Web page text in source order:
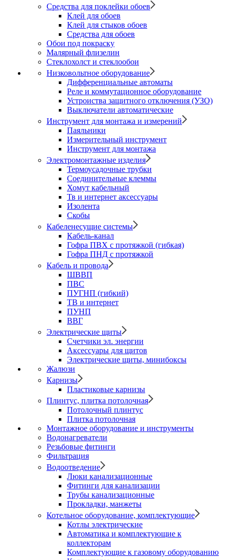
Средства для поклейки обоев
Клей для обоев
Клей для стыков обоев
Средства для обоев
Обои под покраску
Малярный флизелин
Стеклохолст и стеклообои
Низковольтное оборудование
Дифференциальные автоматы
Реле и коммутационное оборудование
Устроиства защитного отключения (УЗО)
Выключатели автоматические
Инструмент для монтажа и измерений
Паяльники
Измерительный инструмент
Инструмент для монтажа
Электромонтажные изделия
Термоусадочные трубки
Соединительные клеммы
Хомут кабельный
Тв и интернет аксессуары
Изолента
Скобы
Кабеленесущие системы
Кабель-канал
Гофра ПВХ с протяжкой (гибкая)
Гофра ПНД с протяжкой
Кабель и провода
ШВВП
ПВС
ПУГНП (гибкий)
ТВ и интернет
ПУНП
ВВГ
Электрические щиты
Счетчики эл. энергии
Аксессуары для щитов
Электрические щиты, минибоксы
Жалюзи
Карнизы
Пластиковые карнизы
Плинтус, плитка потолочная
Потолочный плинтус
Плитка потолочная
Монтажное оборудование и инструменты
Водонагреватели
Резьбовые фитинги
Фильтрация
Водоотведение
Люки канализационные
Фитинги для канализации
Трубы канализационные
Прокладки, манжеты
Котельное оборудование, комплектующие
Котлы электрические
Автоматика и комплектующие к
коллекторам
Комплектующие к газовому оборудованию